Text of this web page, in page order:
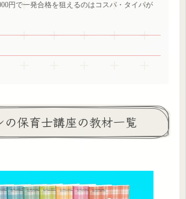
円で一発合格を狙えるのはコスパ・タイパが
の保育士講座の教材一覧